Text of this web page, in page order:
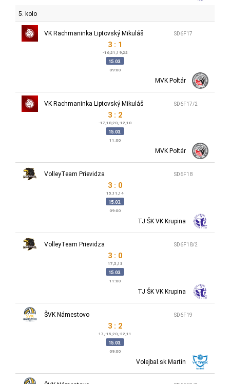
5. kolo
SD6F17
VK Rachmaninka Liptovský Mikuláš
3 : 1
-16,21,19,22
15.03.
09:00
MVK Poltár
SD6F17/2
VK Rachmaninka Liptovský Mikuláš
3 : 2
-17,18,20,-12,10
15.03.
11:00
MVK Poltár
SD6F18
VolleyTeam Prievidza
3 : 0
15,11,14
15.03.
09:00
TJ ŠK VK Krupina
SD6F18/2
VolleyTeam Prievidza
3 : 0
17,5,13
15.03.
11:00
TJ ŠK VK Krupina
SD6F19
ŠVK Námestovo
3 : 2
17,-15,20,-22,11
15.03.
09:00
Volejbal.sk Martin